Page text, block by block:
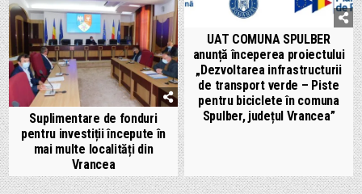
Suplimentare de fonduri
pentru investiții începute în
mai multe localități din
Vrancea
UAT COMUNA SPULBER
anunță începerea proiectului
„Dezvoltarea infrastructurii
de transport verde – Piste
pentru biciclete în comuna
Spulber, județul Vrancea”